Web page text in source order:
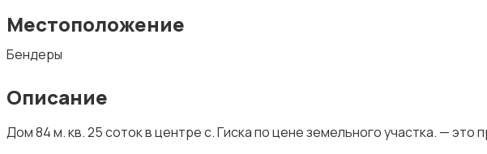
Местоположение
Бендеры
Описание
Дом 84 м. кв. 25 соток в центре с. Гиска по цене земельного участка. —